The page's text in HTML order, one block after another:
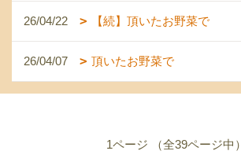
26/04/22 【続】頂いたお野菜で
26/04/07 頂いたお野菜で
1ページ （全39ページ中）